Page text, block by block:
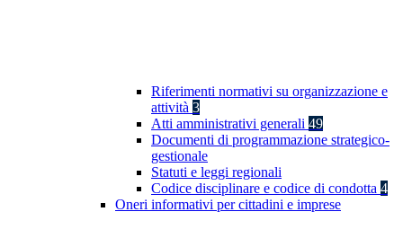
Riferimenti normativi su organizzazione e
attività 3
Atti amministrativi generali 49
Documenti di programmazione strategico-
gestionale
Statuti e leggi regionali
Codice disciplinare e codice di condotta 4
Oneri informativi per cittadini e imprese